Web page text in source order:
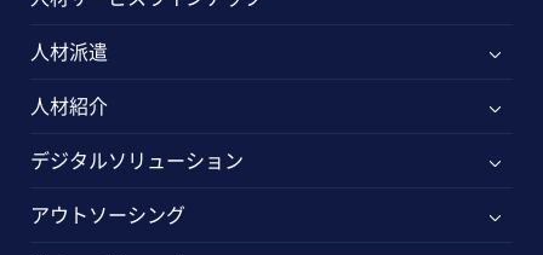
人材派遣
人材紹介
デジタルソリューション
アウトソーシング